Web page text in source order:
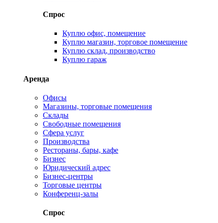
Спрос
Куплю офис, помещение
Куплю магазин, торговое помещение
Куплю склад, производство
Куплю гараж
Аренда
Офисы
Магазины, торговые помещения
Склады
Свободные помещения
Сфера услуг
Производства
Рестораны, бары, кафе
Бизнес
Юридический адрес
Бизнес-центры
Торговые центры
Конференц-залы
Спрос